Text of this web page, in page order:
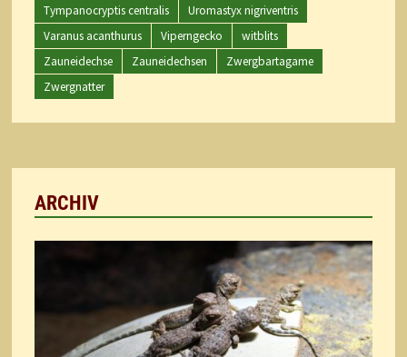
Tympanocryptis centralis
Uromastyx nigriventris
Varanus acanthurus
Viperngecko
witblits
Zauneidechse
Zauneidechsen
Zwergbartagame
Zwergnatter
ARCHIV